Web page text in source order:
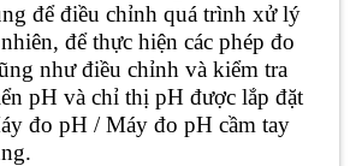
để điều chỉnh quá trình xử lý
để thực hiện các phép đo
như điều chỉnh và kiểm tra
pH và chỉ thị pH được lắp đặt
đo pH / Máy đo pH cầm tay